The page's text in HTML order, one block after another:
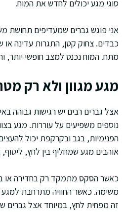
סוגי מגע יכולים לחדש את המוח.
אני פוגש גברים שמעדיפים תחושת
כבדים. צחוק קטן, התגרות עדינה
מתח. המוח נכנס למצב חופשי יותר,
מגע מגוון ולא רק
אצל גברים רבים יש רגישות גבוהה
נוספים משפיעים על עוררות. מגע
הפנימיות, בגב ובקרקפת יכול
אוהבים מגע שמחליף בין לחץ,
כאשר הסקס מתמקד רק בחדירה או
משימה. כאשר החוויה מתרחבת למגע
זה מפחית לחץ, במיוחד אצל גברים